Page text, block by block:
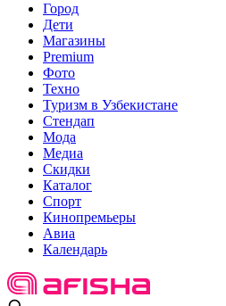
Город
Дети
Магазины
Premium
Фото
Техно
Туризм в Узбекистане
Стендап
Мода
Медиа
Скидки
Каталог
Спорт
Кинопремьеры
Авиа
Календарь